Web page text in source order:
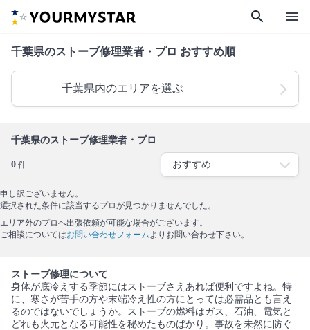
search menu
千葉県のストーブ修理業者・プロ おすすめ順
千葉県内のエリアを選ぶ
千葉県のストーブ修理業者・プロ
0 件
申し訳ございません。
選択された条件に該当するプロが見つかりませんでした。
エリア外のプロへ出張依頼が可能な場合がございます。
ご相談についてはお問い合わせフォームよりお問い合わせ下さい。
ストーブ修理について
身体が底冷えする季節にはストーブさえあれば便利ですよね。特
に、寒さが苦手の方や末端冷え性の方にとっては必需品とも言え
るのではないでしょうか。ストーブの燃料はガス、石油、電気と
どれも火元となる可能性を秘めたものばかり。事故を未然に防ぐ